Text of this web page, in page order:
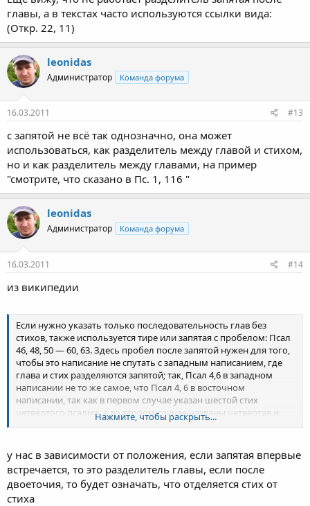
главы, а в текстах часто используются ссылки вида:
(Откр. 22, 11)
leonidas
Администратор Команда форума
16.03.2011 #13
с запятой не всё так однозначно, она может
использоваться, как разделитель между главой и стихом,
но и как разделитель между главами, на пример
"смотрите, что сказано в Пс. 1, 116 "
leonidas
Администратор Команда форума
16.03.2011 #14
из википедии
Если нужно указать только последовательность глав без
стихов, также используется тире или запятая с пробелом: Псал
46, 48, 50 — 60, 63. Здесь пробел после запятой нужен для того,
чтобы это написание не спутать с западным написанием, где
глава и стих разделяются запятой; так, Псал 4,6 в западном
написании не то же самое, что Псал 4, 6 в восточном
написании, так как в первом случае указан шестой стих
четвёртого псалма, а во втором случае названы четвёртая и
Нажмите, чтобы раскрыть...
у нас в зависимости от положения, если запятая впервые
встречается, то это разделитель главы, если после
двоеточия, то будет означать, что отделяется стих от
стиха